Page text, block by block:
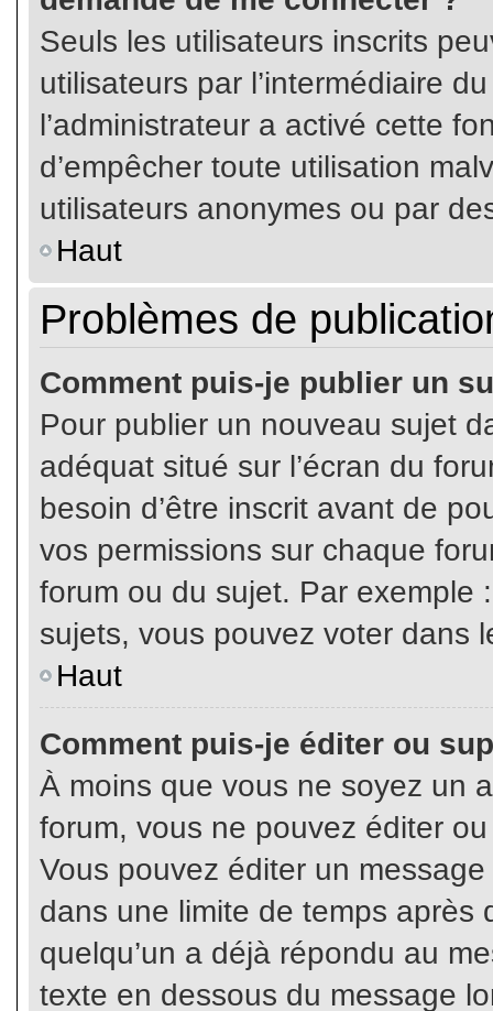
Seuls les utilisateurs inscrits
utilisateurs par l’intermédiaire
l’administrateur a activé cette
d’empêcher toute utilisation
utilisateurs anonymes ou par
Haut
Problèmes de
Comment puis-je publier un
Pour publier un nouveau sujet
adéquat situé sur l’écran du
besoin d’être inscrit avant de
vos permissions sur chaque
forum ou du sujet. Par exemple
sujets, vous pouvez voter dans
Haut
Comment puis-je éditer ou
À moins que vous ne soyez un
forum, vous ne pouvez éditer
Vous pouvez éditer un
dans une limite de temps après
quelqu’un a déjà répondu au
texte en dessous du message